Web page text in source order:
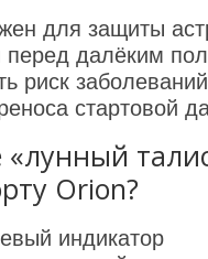
для защиты
перед далёким
риск
стартовой
«лунный
Orion?
индикатор